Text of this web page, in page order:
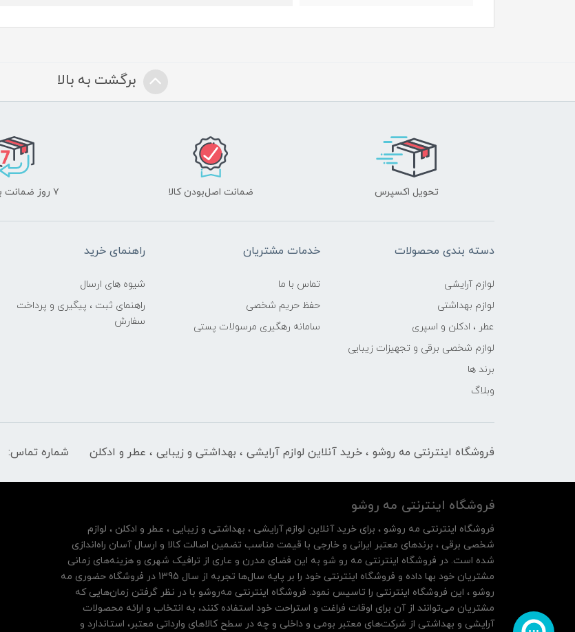
برگشت به بالا
تحویل اکسپرس ضمانت اصل‌بودن کالا ۷ روز ضمانت بازگشت
دسته بندی محصولات
لوازم آرایشی
لوازم بهداشتی
عطر ، ادکلن و اسپری
لوازم شخصی برقی و تجهیزات زیبایی
برند ها
وبلاگ
خدمات مشتریان
تماس با ما
حفظ حریم شخصی
سامانه رهگیری مرسولات پستی
راهنمای خرید
شیوه های ارسال
راهنمای ثبت ، پیگیری و پرداخت
سفارش
فروشگاه اینترنتی مه‌ رو‌شو ، خرید آنلاین لوازم آرایشی ، بهداشتی و زیبایی ، عطر و ادکلن شماره تماس:
فروشگاه اینترنتی مه‌ رو‌شو
فروشگاه اینترنتی مه‌ رو‌شو ، برای خرید آنلاین لوازم آرایشی ، بهداشتی و زیبایی ، عطر و ادکلن ، لوازم
شخصی برقی ، برندهای معتبر ایرانی و خارجی با قیمت مناسب تضمین اصالت کالا و ارسال آسان راه‌اندازی
شده است. در فروشگاه اینترنتی مه رو شو به این فضای مدرن و عاری از ترافیک شهری و هزینه‌های زمانی
مشتریان خود بها داده و فروشگاه اینترنتی خود را بر پایه سال‌ها تجربه از سال 1395 در فروشگاه حضوری مه
روشو ، این فروشگاه اینترنتی را تاسیس نمود. فروشگاه اینترنتی مه‌رو‌شو با در نظر گرفتن زمان‌هایی که
مشتریان می‌توانند از آن‌ برای اوقات فراغت و استراحت خود استفاده کنند، به انتخاب و ارائه محصولات
آرایشی و بهداشتی از شرکت‌های معتبر بومی و داخلی و چه در سطح کالاهای وارداتی معتبر، استاندارد و